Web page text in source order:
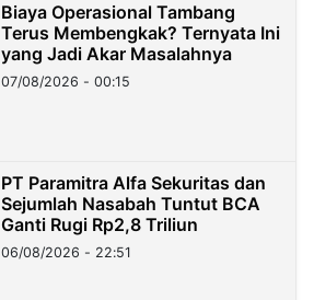
Biaya Operasional Tambang
Terus Membengkak? Ternyata Ini
yang Jadi Akar Masalahnya
07/08/2026 - 00:15
PT Paramitra Alfa Sekuritas dan
Sejumlah Nasabah Tuntut BCA
Ganti Rugi Rp2,8 Triliun
06/08/2026 - 22:51